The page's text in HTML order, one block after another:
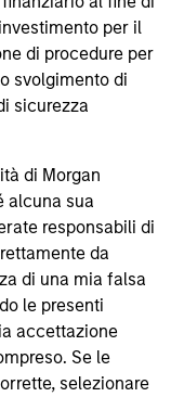
per il
di procedure per
svolgimento di
sicurezza
di Morgan
alcuna sua
responsabili di
da
di una mia falsa
le presenti
accettazione
Se le
selezionare
in today's